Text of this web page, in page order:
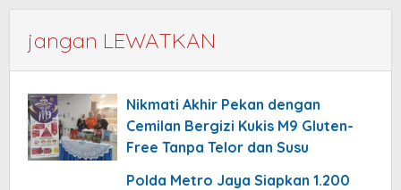
jangan LEWATKAN
Nikmati Akhir Pekan dengan
Cemilan Bergizi Kukis M9 Gluten-
Free Tanpa Telor dan Susu
Polda Metro Jaya Siapkan 1.200